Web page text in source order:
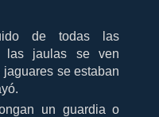
de todas las
las jaulas se ven
se estaban
un guardia o